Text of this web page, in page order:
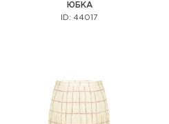
ЮБКА
ID: 44017